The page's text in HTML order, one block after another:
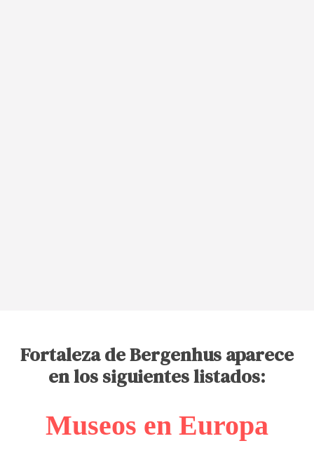
Fortaleza de Bergenhus aparece
en los siguientes listados:
Museos en Europa